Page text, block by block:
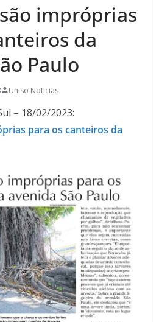
impróprias
da
Paulo
Uniso Noticias
– 18/02/2023:
para os canteiros da